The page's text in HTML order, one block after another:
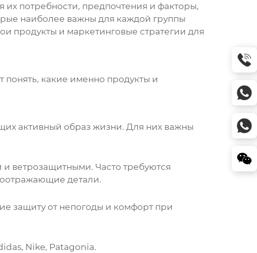
их потребности, предпочтения и факторы,
наиболее важны для каждой группы
продукты и маркетинговые стратегии для
понять, какие именно продукты и
активный образ жизни. Для них важны
ветрозащитными. Часто требуются
детали.
защиту от непогоды и комфорт при
Nike, Patagonia.